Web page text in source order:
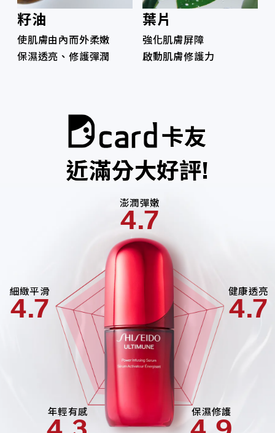
籽油
使肌膚由內而外柔嫩
保濕透亮、修護彈潤
葉片
強化肌膚屏障
啟動肌膚修護力
卡友
近滿分大好評!
澎潤彈嫩
4.7
健康透亮
4.7
保濕修護
年輕有感
細緻平滑
4.7